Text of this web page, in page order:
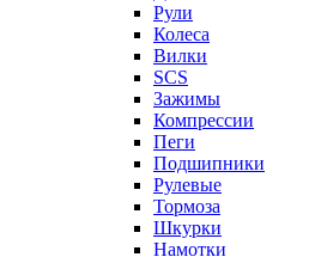
Рули
Колеса
Вилки
SCS
Зажимы
Компрессии
Пеги
Подшипники
Рулевые
Тормоза
Шкурки
Намотки